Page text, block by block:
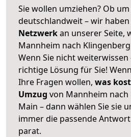
Sie wollen umziehen? Ob
deutschlandweit – wir haben
Netzwerkan unserer Seite,
Mannheim nach
Wenn Sie nicht
richtige Lösung für Sie!
Ihre Fragen wollen, was
Umzug von Mannheim
Main – dann wählen Sie sie
immer die passende
parat.